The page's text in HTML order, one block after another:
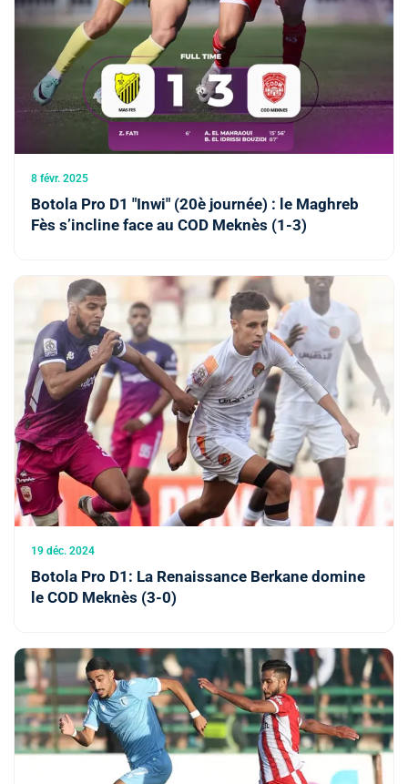
8 févr. 2025
Botola Pro D1 "Inwi" (20è journée) : le Maghreb
Fès s’incline face au COD Meknès (1-3)
19 déc. 2024
Botola Pro D1: La Renaissance Berkane domine
le COD Meknès (3-0)